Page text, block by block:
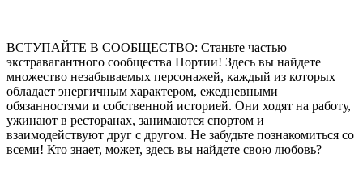
ВСТУПАЙТЕ В СООБЩЕСТВО: Станьте частью
экстравагантного сообщества Портии! Здесь вы найдете
множество незабываемых персонажей, каждый из которых
обладает энергичным характером, ежедневными
обязанностями и собственной историей. Они ходят на работу,
ужинают в ресторанах, занимаются спортом и
взаимодействуют друг с другом. Не забудьте познакомиться со
всеми! Кто знает, может, здесь вы найдете свою любовь?